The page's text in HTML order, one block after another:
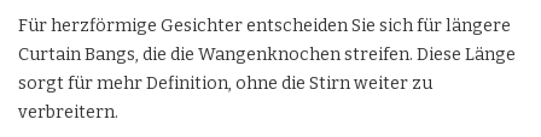
Für herzförmige Gesichter entscheiden Sie sich für längere
Curtain Bangs, die die Wangenknochen streifen. Diese Länge
sorgt für mehr Definition, ohne die Stirn weiter zu
verbreitern.